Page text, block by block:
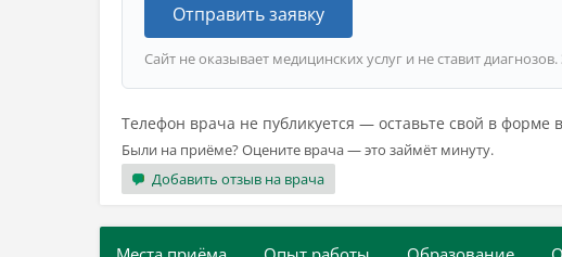
Отправить заявку
Сайт не оказывает медицинских услуг и не ставит
Телефон врача не публикуется — оставьте свой в
Были на приёме? Оцените врача — это займёт минуту.
Добавить отзыв на врача